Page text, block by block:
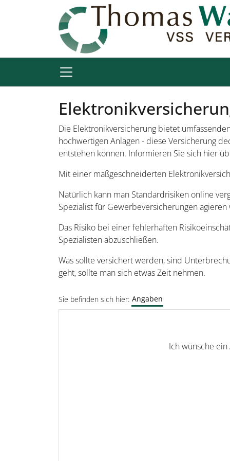
Die Elektronikversicherung bietet
hochwertigen Anlagen - diese Versicherung
entstehen können. Informieren Sie sich hier
Mit einer maßgeschneiderten
Natürlich kann man Standardrisiken online
Spezialist für Gewerbeversicherungen
Das Risiko bei einer fehlerhaften
Spezialisten abzuschließen.
Was sollte versichert werden, sind
geht, sollte man sich etwas Zeit nehmen.
Sie befinden sich hier: Angaben
Ich wünsche